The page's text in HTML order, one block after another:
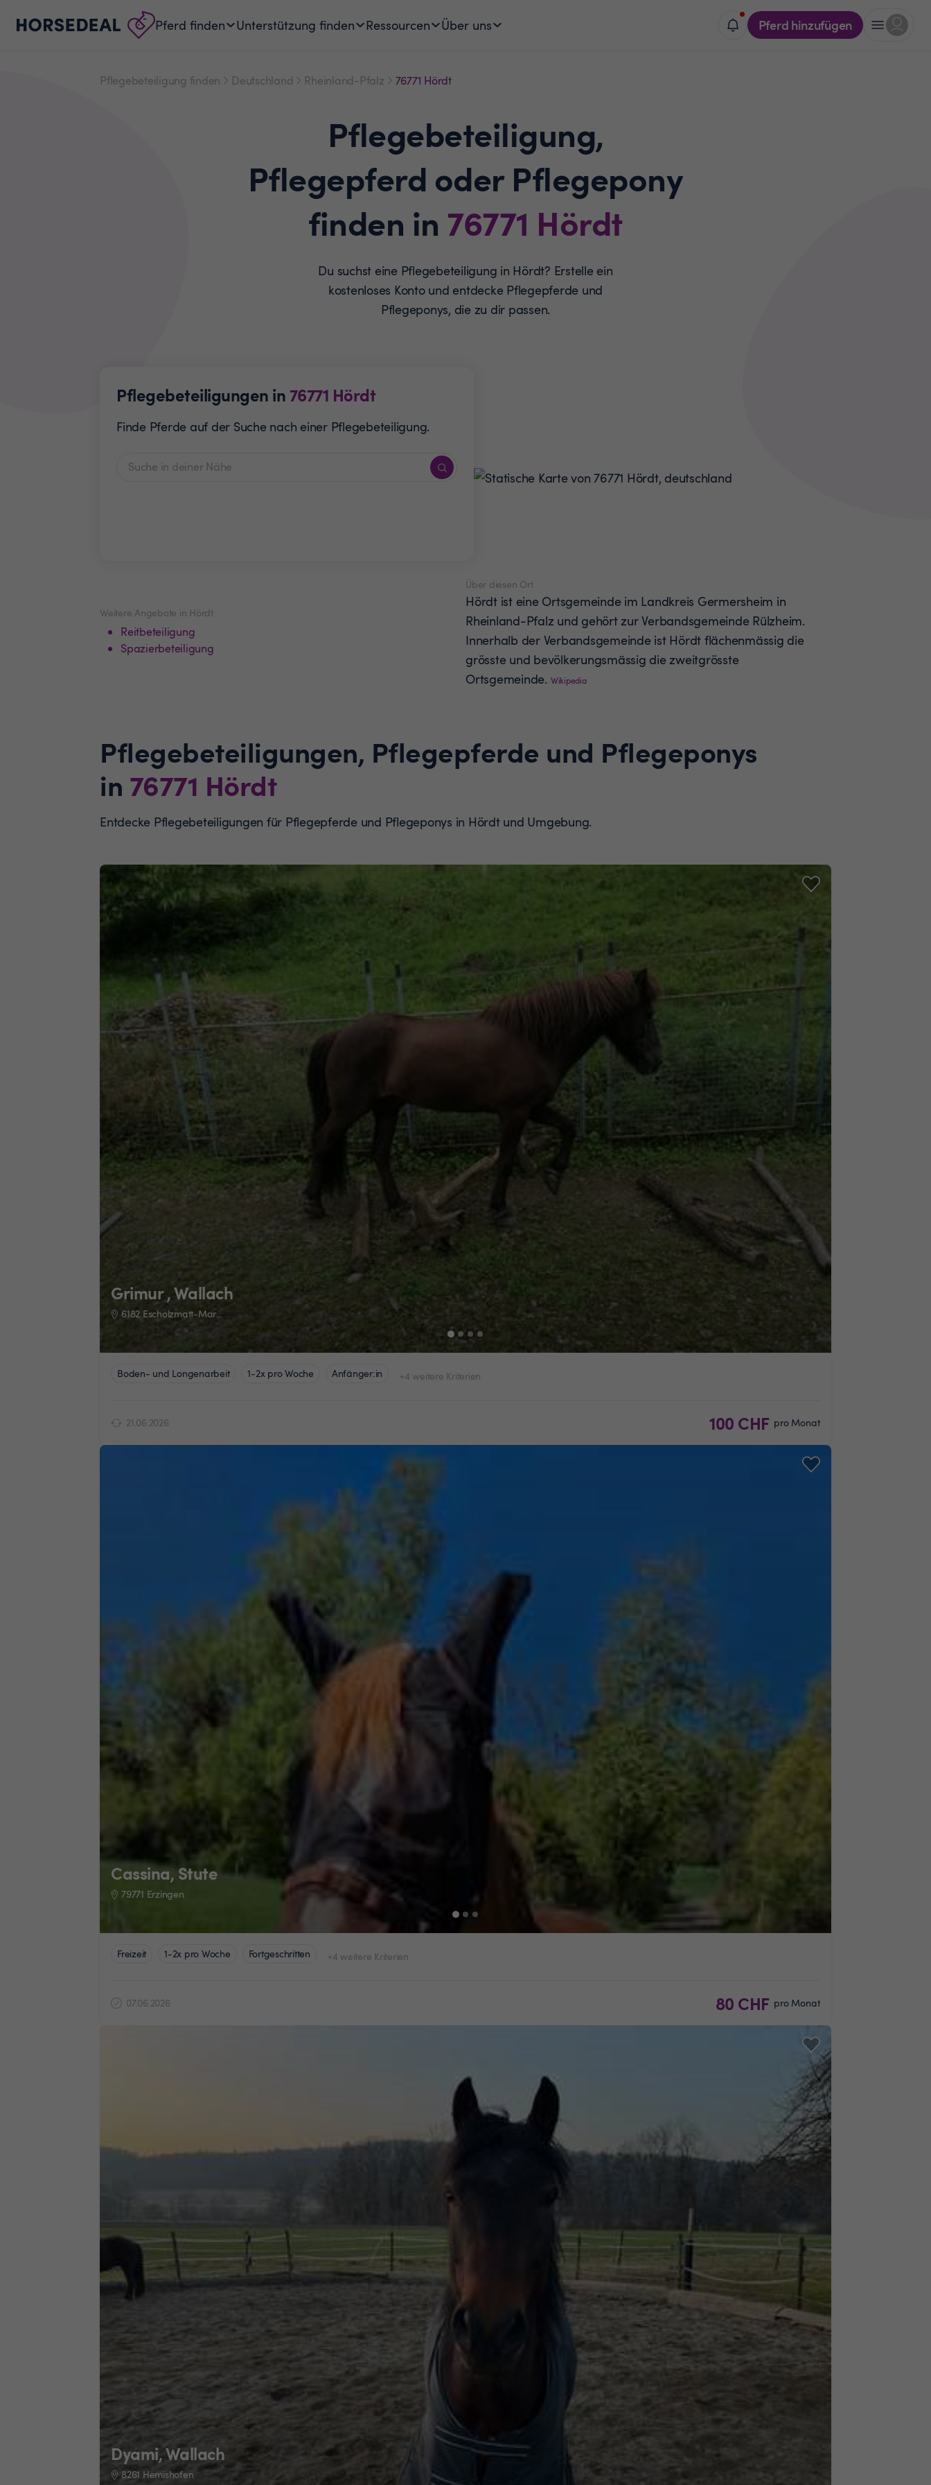
Pferd finden Unterstützung finden Ressourcen Über uns Pferd hinzufügen
Pflegebeteiligung finden Deutschland Rheinland-Pfalz 76771 Hördt
Pflegebeteiligung,
Pflegepferd oder Pflegepony
finden in 76771 Hördt
Du suchst eine Pflegebeteiligung in Hördt? Erstelle ein
kostenloses Konto und entdecke Pflegepferde und
Pflegeponys, die zu dir passen.
Pflegebeteiligungen in 76771 Hördt
Finde Pferde auf der Suche nach einer Pflegebeteiligung.
Weitere Angebote in Hördt
Reitbeteiligung
Spazierbeteiligung
Über diesen Ort
Hördt ist eine Ortsgemeinde im Landkreis Germersheim in
Rheinland-Pfalz und gehört zur Verbandsgemeinde Rülzheim.
Innerhalb der Verbandsgemeinde ist Hördt flächenmässig die
grösste und bevölkerungsmässig die zweitgrösste
Ortsgemeinde. Wikipedia
Pflegebeteiligungen, Pflegepferde und Pflegeponys
in 76771 Hördt
Entdecke Pflegebeteiligungen für Pflegepferde und Pflegeponys in Hördt und Umgebung.
Grimur , Wallach
6182 Escholzmatt-Marbach
Boden- und Longenarbeit 1-2x pro Woche Anfänger:in +4 weitere Kriterien
21.06.2026 100 CHF pro Monat
Cassina, Stute
79771 Erzingen
Freizeit 1-2x pro Woche Fortgeschritten +4 weitere Kriterien
07.06.2026 80 CHF pro Monat
Dyami, Wallach
8261 Hemishofen